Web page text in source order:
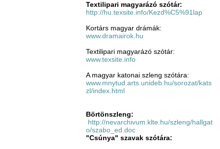
Textilipari magyarázó szótár:
http://hu.texsite.info/Kezd%C5%91lap
Kortárs magyar drámák:
www.dramairok.hu
Textilipari magyarázó szótár:
www.texsite.info
A magyar katonai szleng szótára:
www.mnytud.arts.unideb.hu/sorozat/kats
zl/index.html
Börtönszleng:
http://nevarchivum.klte.hu/szleng/hallgat
o/szabo_ed.doc
"Csúnya" szavak szótára: